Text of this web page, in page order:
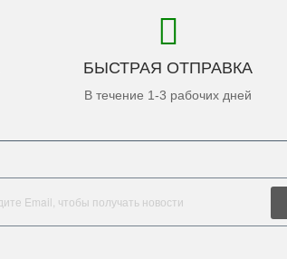
БЫСТРАЯ ОТПРАВКА
В течение 1-3 рабочих дней